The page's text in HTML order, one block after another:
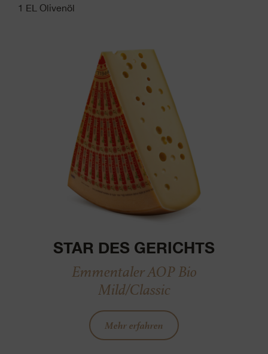
1 EL Olivenöl
STAR DES GERICHTS
Emmentaler AOP Bio
Mild/Classic
Mehr erfahren